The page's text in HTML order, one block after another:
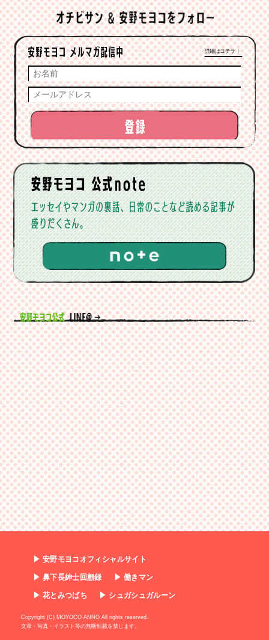
詳細はコチラ 〉
▶ 安野モヨコオフィシャルサイト
▶ 鼻下長紳士回顧録
▶ 働きマン
▶ 花とみつばち
▶ シュガシュガルーン
Copyright (C) MOYOCO ANNO All rights reserved.
文章・写真・イラスト等の無断転載を禁じます。